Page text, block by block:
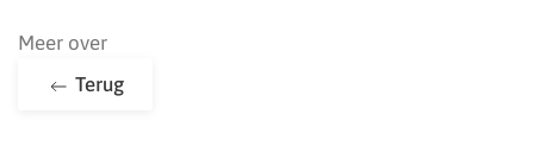
Meer over
Terug